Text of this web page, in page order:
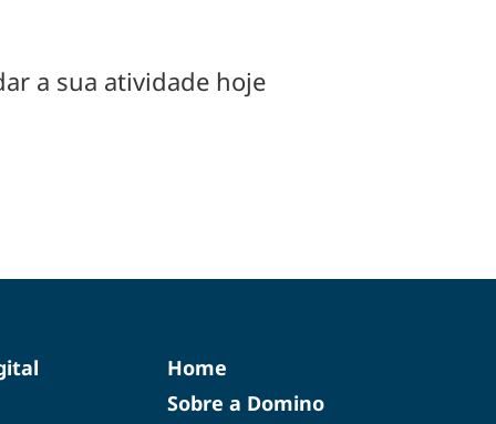
a sua atividade hoje
Home
Sobre a Domino